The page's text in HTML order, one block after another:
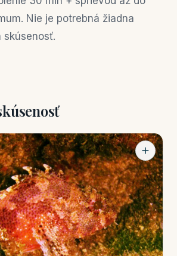
Nie je potrebná žiadna
skúsenosť.